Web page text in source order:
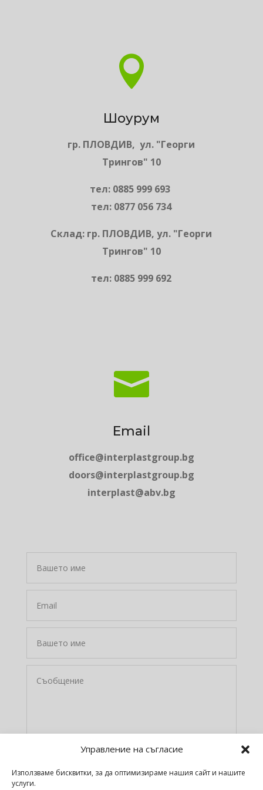
Управление на съгласие
Използваме бисквитки, за да оптимизираме нашия сайт и нашите
услуги.

Шоурум
гр. ПЛОВДИВ, ул. "Георги
Трингов" 10
тел: 0885 999 693
тел: 0877 056 734
Склад: гр. ПЛОВДИВ, ул. "Георги
Трингов" 10
тел: 0885 999 692

Email
office@interplastgroup.bg
doors@interplastgroup.bg
interplast@abv.bg
Приемам политиката за поверителност